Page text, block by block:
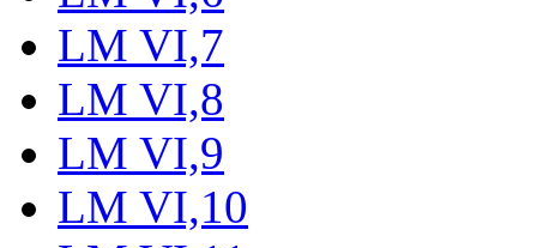
LM VI,7
LM VI,8
LM VI,9
LM VI,10